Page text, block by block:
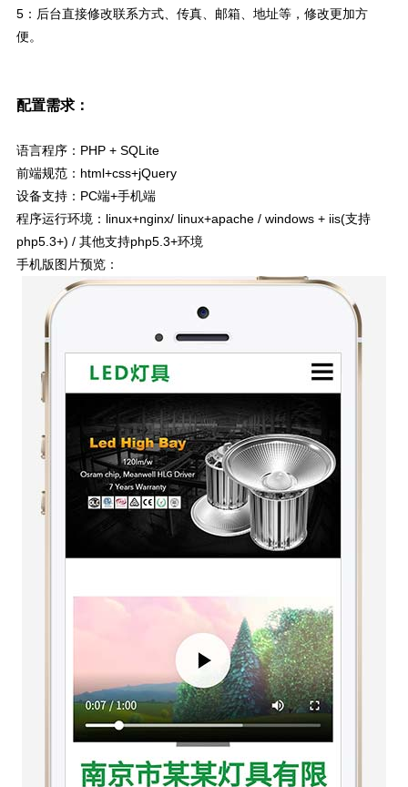
5：后台直接修改联系方式、传真、邮箱、地址等，修改更加方
便。
配置需求：
语言程序：PHP + SQLite
前端规范：html+css+jQuery
设备支持：PC端+手机端
程序运行环境：linux+nginx/ linux+apache / windows + iis(支持
php5.3+) / 其他支持php5.3+环境
手机版图片预览：